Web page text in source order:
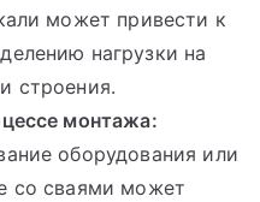
может привести к
нагрузки на
строения.
монтажа:
оборудования или
со сваями может